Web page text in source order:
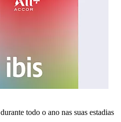
durante todo o ano nas suas estadias